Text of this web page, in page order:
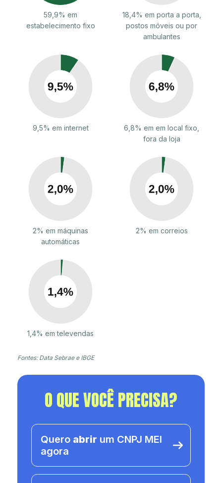
59,9% em
estabelecimento fixo
18,4% em porta a porta,
postos móveis ou por
ambulantes
9,5% em internet
6,8% em em local fixo,
fora da loja
2% em máquinas
automáticas
2% em correios
1,4% em televendas
Fontes: Data Sebrae e IBGE
O QUE VOCÊ PRECISA?
Quero abrir um CNPJ MEI
agora